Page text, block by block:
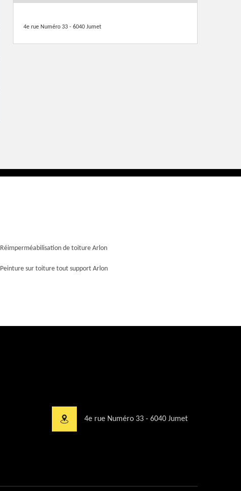
4e rue Numéro 33 - 6040 Jumet
Réimperméabilisation de toiture Arlon
Peinture sur toiture tout support Arlon
4e rue Numéro 33 - 6040 Jumet